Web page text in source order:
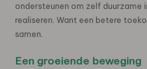
ondersteunen om zelf duurzame
realiseren. Want een betere
samen.
Een groeiende beweging